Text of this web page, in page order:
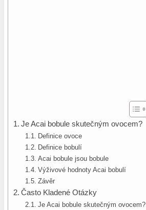
Je Acai bobule skutečným ovocem?
Definice ovoce
Definice bobulí
Acai bobule jsou bobule
Výživové hodnoty Acai bobulí
Závěr
Často Kladené Otázky
Je Acai bobule skutečným ovocem?